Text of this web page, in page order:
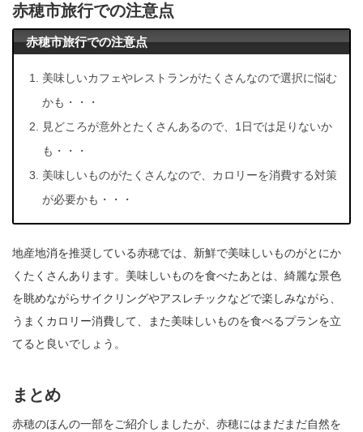
赤穂市旅行での注意点
赤穂市旅行での注意点
美味しいカフェやレストランがたくさんなので選択に悩む
かも・・・
見どころが意外とたくさんあるので、1日では足りないか
も・・・
美味しいものがたくさんなので、カロリーを消費する対策
が必要かも・・・
地産地消を推奨している赤穂では、新鮮で美味しいものがとにか
くたくさんあります。美味しいものを食べたあとは、綺麗な景色
を眺めながらサイクリングやアスレチックなどで楽しみながら、
うまくカロリー消費して、また美味しいものを食べるプランを立
てると良いでしょう。
まとめ
赤穂のほんの一部をご紹介しましたが、赤穂にはまだまだ自然を